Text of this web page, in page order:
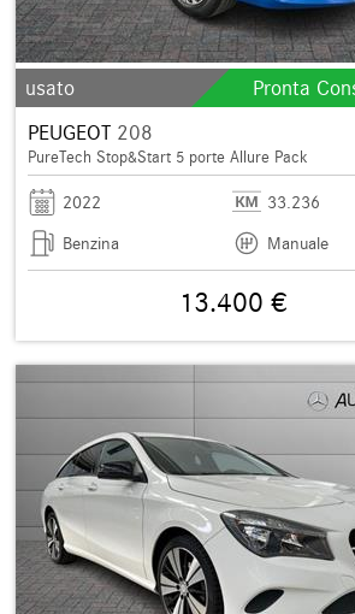
usato Pronta
PEUGEOT 208
PureTech Stop&Start 5 porte Allure Pack
2022
33.236
Benzina
Manuale
13.400 €